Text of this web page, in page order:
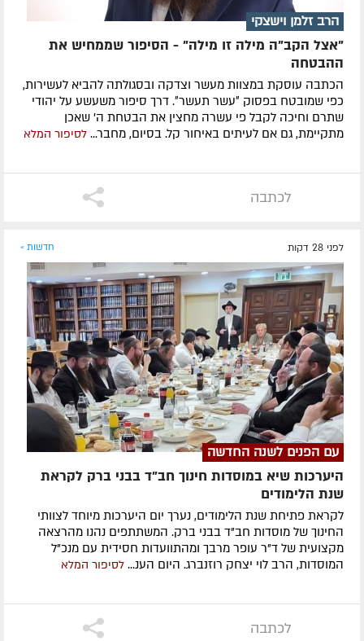
הרב זלמן וישצקי
"אצל הקב"ה מילה זו מילה" - הסיפור שממחיש את
ההבטחה
הכתבה עוסקת במצוות מעשר וצדקה ובסגולתה להביא לעשירות,
כפי שמובטח בפסוק ״עשר תעשר״. דרך סיפור משעשע על יהודי
שתרם וחיכה לקבל פי עשרה מחצין את הבטחת ה' שאכן
מתקיימת, גם אם לעיתים באיחור קל. בסיום, מחבר... לסיפור המלא
לכתבה
לפני 28 דקות חדשות »
עם הפנים לשנה החדשה
היערכות שיא במוסדות חינוך חב"ד בבני ברק לקראת
שנת הלימודים
לקראת פתיחת שנת הלימודים, נערך יום היערכות מיוחד לצוותי
החינוך של מוסדות חב"ד בבני ברק. המשתתפים נהנו מהרצאה
מקצועית של ד"ר עופר מרבך ומהתוועדות חסידית עם מנכ"ל
המוסדות, הרב לוי יצחק רוזנברג. היום הענ... לסיפור המלא
לכתבה